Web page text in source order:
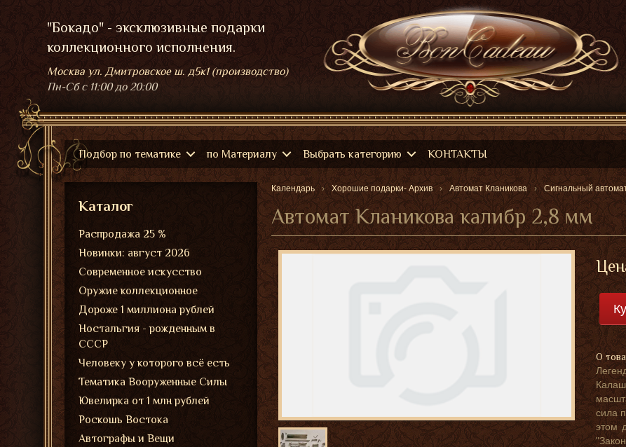
"Бокадо" - эксклюзивные подарки
коллекционного исполнения.
Москва ул. Дмитровское ш. д5к1 (производство)
Пн-Сбс 11:00 до 20:00
Подбор по тематике по Материалу Выбрать категорию КОНТАКТЫ
Календарь Хорошие подарки- Архив Автомат Кланикова Сигнальный
Автомат Кланикова калибр 2,8 мм
О
сила
этом
Каталог
Распродажа 25 %
Новинки: август 2026
Современное искусство
Оружие коллекционное
Дороже 1 миллиона рублей
Ностальгия - рожденным в
СССР
Человеку у которого всё есть
Тематика Вооруженные Силы
Ювелирка от 1 млн рублей
Роскошь Востока
Автографы и Вещи